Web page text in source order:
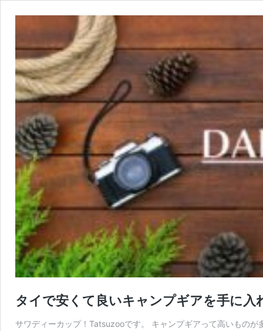
タイで安くて良いキャンプギアを手に
サワディーカップ！Tatsuzooです。 キャンプギアって高いもの